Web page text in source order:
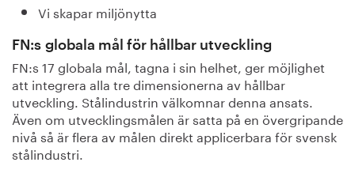
Vi skapar miljönytta
FN:s globala mål för hållbar utveckling
FN:s 17 globala mål, tagna i sin helhet, ger möjlighet
att integrera alla tre dimensionerna av hållbar
utveckling. Stålindustrin välkomnar denna ansats.
Även om utvecklingsmålen är satta på en övergripande
nivå så är flera av målen direkt applicerbara för svensk
stålindustri.